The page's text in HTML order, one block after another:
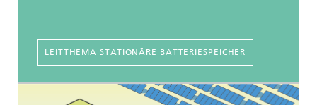
LEITTHEMA STATIONÄRE BATTERIESPEICHER